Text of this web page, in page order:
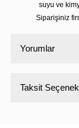
suyu ve
Siparişiniz
Yorumlar
Taksit